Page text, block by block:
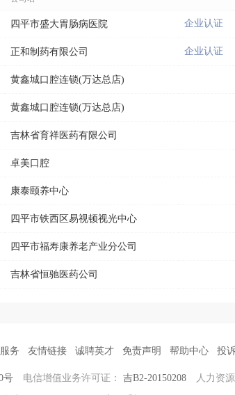
四平市盛大胃肠病医院 企业认证
正和制药有限公司 企业认证
黄鑫城口腔连锁(万达总店)
黄鑫城口腔连锁(万达总店)
吉林省育祥医药有限公司
卓美口腔
康泰颐养中心
四平市铁西区易视顿视光中心
四平市福寿康养老产业分公司
吉林省恒驰医药公司
务 友情链接 诚聘英才 免责声明 帮助中心 投
号 电信增值业务许可证： 吉B2-20150208 人力资